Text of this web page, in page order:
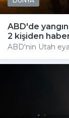
ABD'de
2 kişiden
ABD'nin Utah